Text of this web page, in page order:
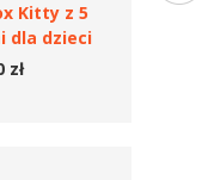
Kitty z 5
dla dzieci
zł